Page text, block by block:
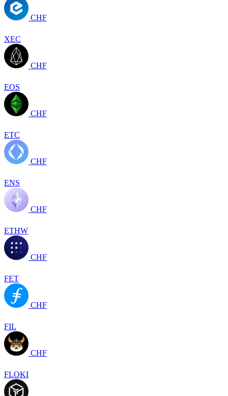
CHF
XEC
CHF
EOS
CHF
ETC
CHF
ENS
CHF
ETHW
CHF
FET
CHF
FIL
CHF
FLOKI